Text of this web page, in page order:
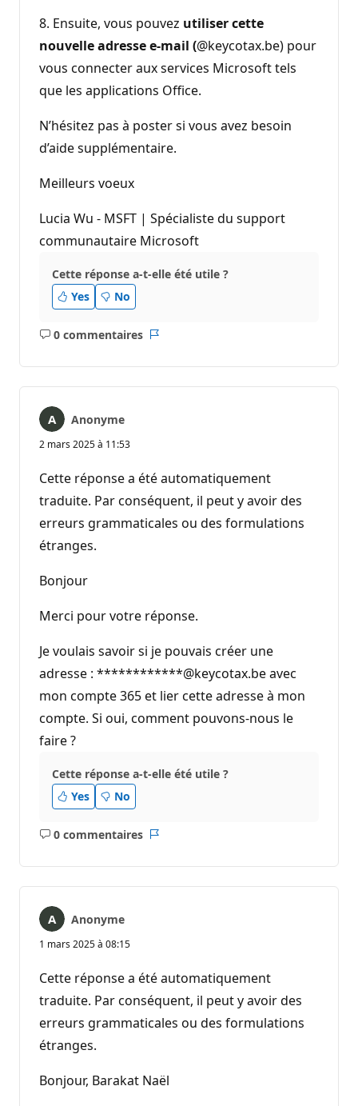
8. Ensuite, vous pouvez utiliser cette
nouvelle adresse e-mail (@keycotax.be) pour
vous connecter aux services Microsoft tels
que les applications Office.
N’hésitez pas à poster si vous avez besoin
d’aide supplémentaire.
Meilleurs voeux
Lucia Wu - MSFT | Spécialiste du support
communautaire Microsoft
Cette réponse a-t-elle été utile ?
Yes
No
0 commentaires
Aucun
Anonyme
2 mars 2025 à 11:53
Cette réponse a été automatiquement
traduite. Par conséquent, il peut y avoir des
erreurs grammaticales ou des formulations
étranges.
Bonjour
Merci pour votre réponse.
Je voulais savoir si je pouvais créer une
adresse : ************@keycotax.be avec
mon compte 365 et lier cette adresse à mon
compte. Si oui, comment pouvons-nous le
faire ?
Cette réponse a-t-elle été utile ?
Yes
No
0 commentaires
Aucun
Anonyme
1 mars 2025 à 08:15
Cette réponse a été automatiquement
traduite. Par conséquent, il peut y avoir des
erreurs grammaticales ou des formulations
étranges.
Bonjour, Barakat Naël